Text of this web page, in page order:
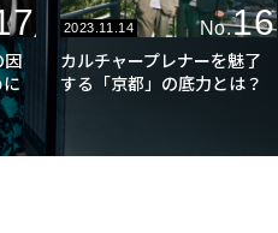
因
2023.11.14 No.16
カルチャープレナーを魅了
する「京都」の底力とは？